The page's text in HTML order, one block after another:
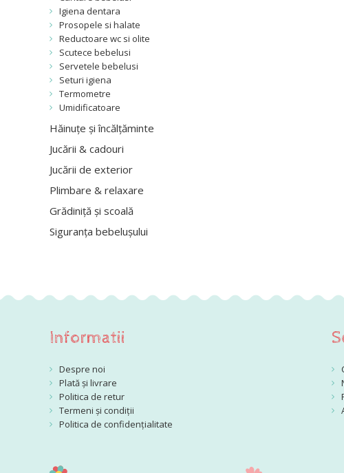
Igiena dentara
Prosopele si halate
Reductoare wc si olite
Scutece bebelusi
Servetele bebelusi
Seturi igiena
Termometre
Umidificatoare
Hăinuțe și încălțăminte
Jucării & cadouri
Jucării de exterior
Plimbare & relaxare
Grădiniță și scoală
Siguranța bebelușului
Informatii
Despre noi
Plată și livrare
Politica de retur
Termeni și condiții
Politica de confidențialitate